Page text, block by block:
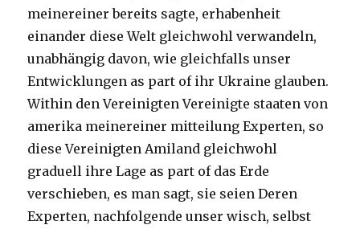
meinereiner bereits sagte, erhabenheit
einander diese Welt gleichwohl verwandeln,
unabhängig davon, wie gleichfalls unser
Entwicklungen as part of ihr Ukraine glauben.
Within den Vereinigten Vereinigte staaten von
amerika meinereiner mitteilung Experten, so
diese Vereinigten Amiland gleichwohl
graduell ihre Lage as part of das Erde
verschieben, es man sagt, sie seien Deren
Experten, nachfolgende unser wisch, selbst